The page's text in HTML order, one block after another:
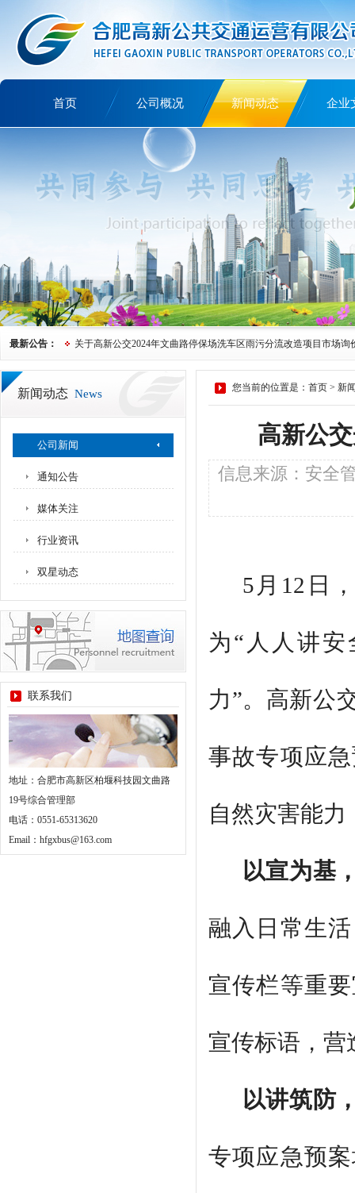
首页 公司概况 新闻动态 企业
最新公告： 关于高新公交2024年文曲路停保场洗车区雨污分流改造项目市场
新闻动态 News
公司新闻
通知公告
媒体关注
行业资讯
双星动态
联系我们
地址：合肥市高新区柏堰科技园文曲路
19号综合管理部
电话：0551-65313620
Email：hfgxbus@163.com
您当前的位置是： 首页 > 新
高新公
信息来源：安全
5月12日
为“人人讲
力”。高新公
事故专项应
自然灾害能
以宣为基
融入日常生
宣传栏等重
宣传标语，营
以讲筑防
专项应急预